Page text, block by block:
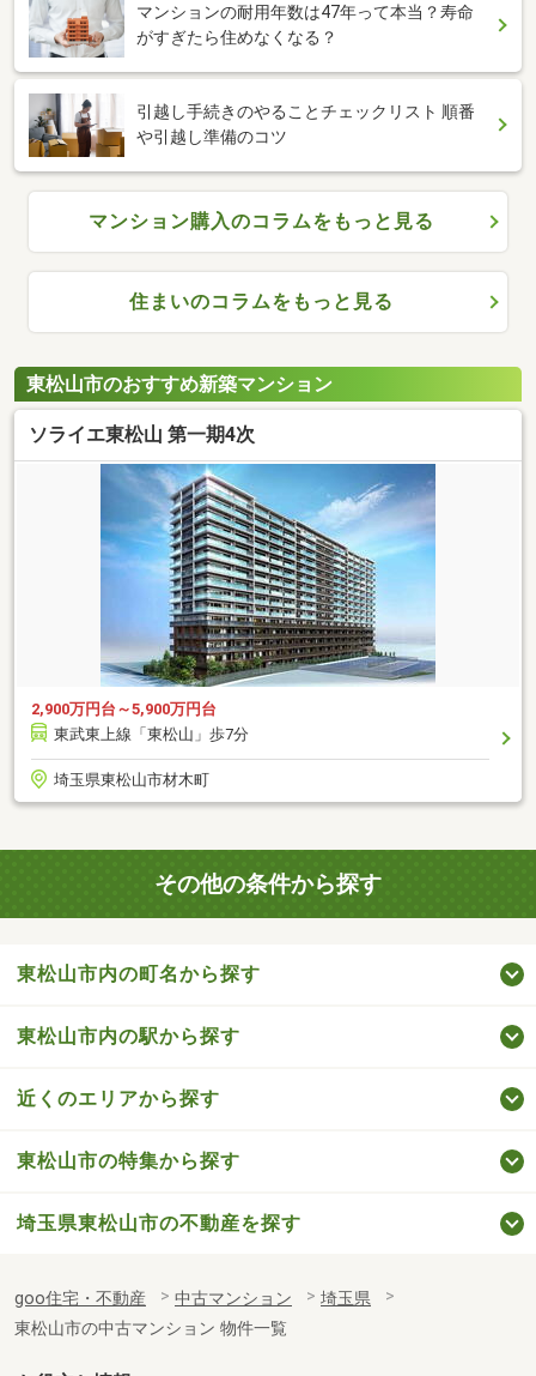
マンションの耐用年数は47年って本当？寿命
がすぎたら住めなくなる？
引越し手続きのやることチェックリスト 順番
や引越し準備のコツ
マンション購入のコラムをもっと見る
住まいのコラムをもっと見る
東松山市のおすすめ新築マンション
ソライエ東松山 第一期4次
2,900万円台～5,900万円台
東武東上線「東松山」歩7分
埼玉県東松山市材木町
その他の条件から探す
東松山市内の町名から探す
東松山市内の駅から探す
近くのエリアから探す
東松山市の特集から探す
埼玉県東松山市の不動産を探す
goo住宅・不動産 中古マンション
埼玉県
東松山市の中古マンション 物件一覧